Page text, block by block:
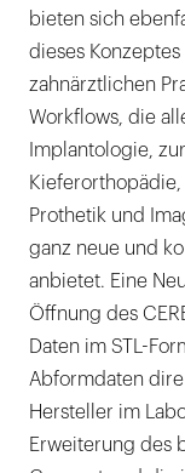
bieten sich
dieses
zahnärztlichen
Workflows, die
Implantologie,
Kieferorthopädie,
Prothetik und
ganz neue und
anbietet. Eine
Öffnung des
Daten im STL-
Abformdaten
Hersteller im
Erweiterung des